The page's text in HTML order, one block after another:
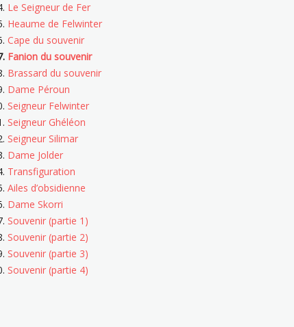
Le Seigneur de Fer
Heaume de Felwinter
Cape du souvenir
Fanion du souvenir
Brassard du souvenir
Dame Péroun
Seigneur Felwinter
Seigneur Ghéléon
Seigneur Silimar
Dame Jolder
Transfiguration
Ailes d’obsidienne
Dame Skorri
Souvenir (partie 1)
Souvenir (partie 2)
Souvenir (partie 3)
Souvenir (partie 4)